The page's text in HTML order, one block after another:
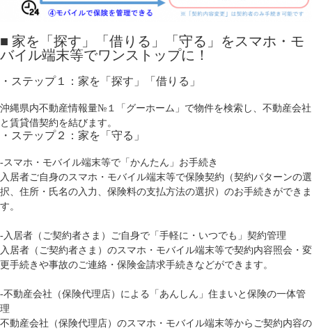
■ 家を「探す」「借りる」「守る」をスマホ・モ
バイル端末等でワンストップに！
・ステップ１：家を「探す」「借りる」
沖縄県内不動産情報量№１「グーホーム」で物件を検索し、不動産会社
と賃貸借契約を結びます。
・ステップ２：家を「守る」
‐スマホ・モバイル端末等で「かんたん」お手続き
入居者ご自身のスマホ・モバイル端末等で保険契約（契約パターンの選
択、住所・氏名の入力、保険料の支払方法の選択）のお手続きができま
す。
‐入居者（ご契約者さま）ご自身で「手軽に・いつでも」契約管理
入居者（ご契約者さま）のスマホ・モバイル端末等で契約内容照会・変
更手続きや事故のご連絡・保険金請求手続きなどができます。
‐不動産会社（保険代理店）による「あんしん」住まいと保険の一体管
理
不動産会社（保険代理店）のスマホ・モバイル端末等からご契約内容の